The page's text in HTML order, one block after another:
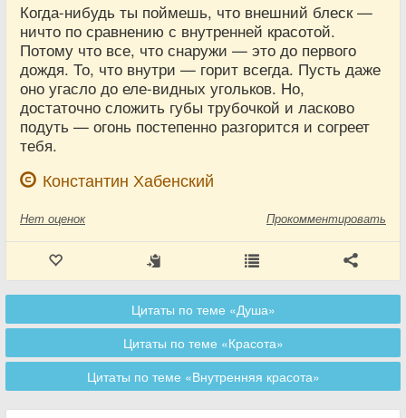
Когда-нибудь ты поймешь, что внешний блеск —
ничто по сравнению с внутренней красотой.
Потому что все, что снаружи — это до первого
дождя. То, что внутри — горит всегда. Пусть даже
оно угасло до еле-видных угольков. Но,
достаточно сложить губы трубочкой и ласково
подуть — огонь постепенно разгорится и согреет
тебя.
Константин Хабенский
Нет оценок Прокомментировать
Цитаты по теме «Душа»
Цитаты по теме «Красота»
Цитаты по теме «Внутренняя красота»